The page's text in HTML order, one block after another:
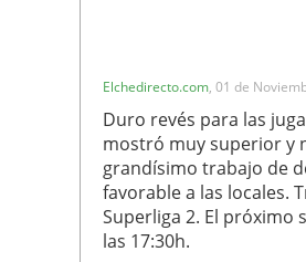
Elchedirecto.com, 01 de
Duro revés para las
mostró muy superior y
grandísimo trabajo de
favorable a las locales.
Superliga 2. El próximo
las 17:30h.